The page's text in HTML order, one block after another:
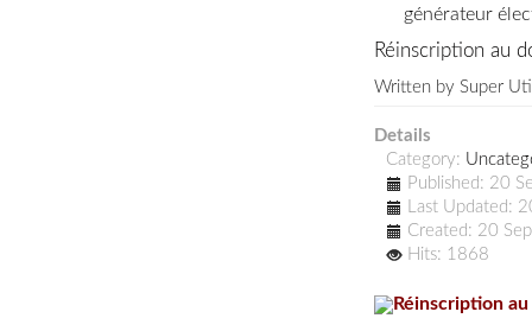
générateur
Réinscription au
Written by Super
Details
Category:
Published: 20
Last Updated:
Created: 20
Hits: 1868
Réinscription